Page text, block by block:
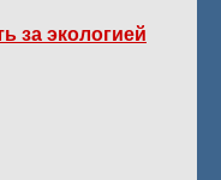
за экологией